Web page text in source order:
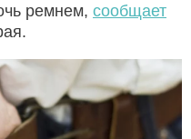
ремнем, сообщает